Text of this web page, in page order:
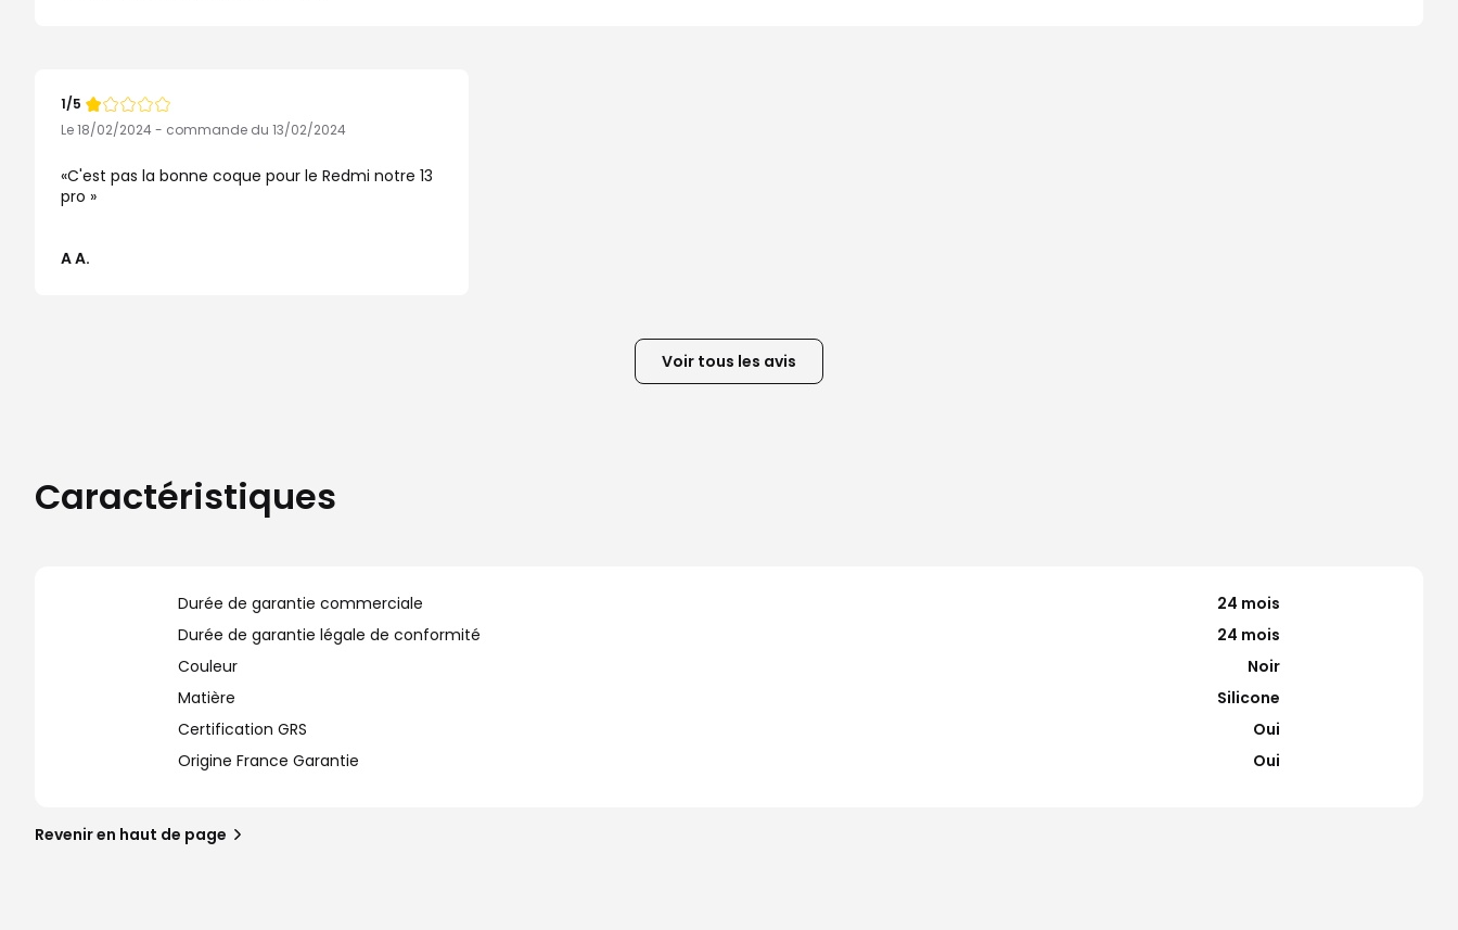
Note
de
1/5
Le 18/02/2024 - commande du 13/02/2024
C'est pas la bonne coque pour le Redmi notre 13
pro
A A.
Voir tous les avis
Caractéristiques
Durée de garantie commerciale
24 mois
Durée de garantie légale de conformité
24 mois
Couleur
Noir
Matière
Silicone
Certification GRS
Oui
Origine France Garantie
Oui
Revenir en haut de page